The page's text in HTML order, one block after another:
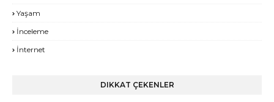
Yaşam
İnceleme
İnternet
DIKKAT ÇEKENLER